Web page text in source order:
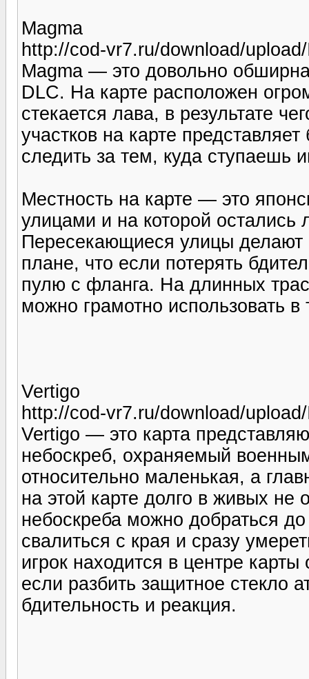
Magma
http://cod-vr7.ru/download/
Magma — это довольно
DLC. На карте расположен
стекается лава, в результате
участков на карте
следить за тем, куда ступаешь
Местность на карте — это
улицами и на которой
Пересекающиеся улицы делают
плане, что если потерять
пулю с фланга. На длинных
можно грамотно использовать в
Vertigo
http://cod-vr7.ru/download/
Vertigo — это карта
небоскреб, охраняемый
относительно маленькая, а
на этой карте долго в живых
небоскреба можно добраться
свалиться с края и сразу
игрок находится в центре
если разбить защитное стекло
бдительность и реакция.